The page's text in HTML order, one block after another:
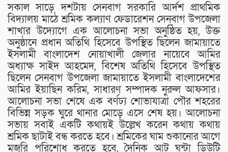
সকাল সাড়ে দশটায় সেনবাগ সরকারি আর্দশ প্রাথমিক
বিদ্যালয় মাঠে শ্রমিক কল্যাণ ফেডারেশন সেনবাগ উপজেলা
শাখার উদ্যোগে এক আলোচনা সভা অনুষ্ঠিত হয়, উক্ত
অনুষ্ঠানে প্রধান অতিথি হিসেবে উপস্থিত ছিলেন জামায়াতে
ইসলামী বাংলাদেশ নোয়াখালী জেলার নায়েবে আমির
অধ্যাক্ষ সাইদ আহমেদ, বিশেষ অতিথি হিসেবে উপস্থিত
ছিলেন সেনবাগ উপজেলা জামায়াতে ইসলামী বাংলাদেশের
আমির ইয়াছিন করিম, সাধারণ সম্পাদক নুরুল আফসার।
আলোচনা সভা শেষে এক বর্ণঢ্য শোভাযাত্রা পৌর শহরের
বিভিন্ন সড়ক ঘুরে থানার মোড়ে এসে শেষ হয়। আলোচনা
সভায় সবাই একটি কথায়ই উল্লেখ করেন কথায় কথায়
শ্রমিক ছাটাই বন্ধ করতে হবে। শ্রমিকের ঘাম শুকানোর আগে
মজুরি পরিশোধ করতে হবে, দৈনিক আট ঘন্টা ডিউটি